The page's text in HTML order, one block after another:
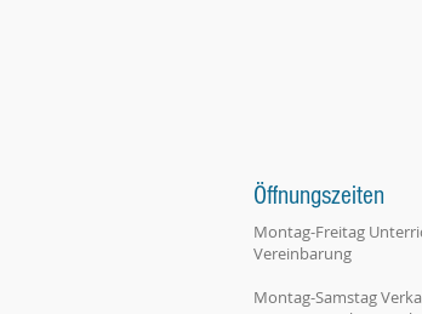
Öffnungszeiten
Montag-Freitag
Vereinbarung
Montag-Samstag